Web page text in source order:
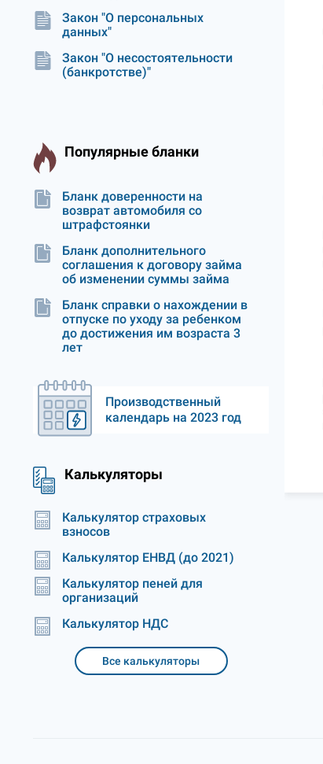
Закон "О персональных
данных"
Закон "О несостоятельности
(банкротстве)"
Популярные бланки
Бланк доверенности на
возврат автомобиля со
штрафстоянки
Бланк дополнительного
соглашения к договору займа
об изменении суммы займа
Бланк справки о нахождении в
отпуске по уходу за ребенком
до достижения им возраста 3
лет
Производственный
календарь на 2023 год
Калькуляторы
Калькулятор страховых
взносов
Калькулятор ЕНВД (до 2021)
Калькулятор пеней для
организаций
Калькулятор НДС
Все калькуляторы